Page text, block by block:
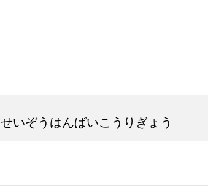
せいぞうはんばいこうりぎょう